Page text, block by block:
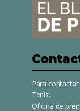
Para
Tenis:
Oficina de